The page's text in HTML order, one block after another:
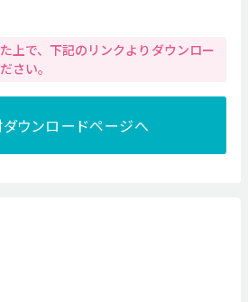
上で、下記のリンクよりダウンロー
さい。
ウンロードページへ